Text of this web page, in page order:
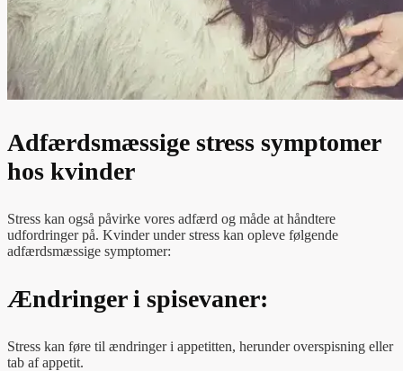
Adfærdsmæssige stress symptomer
hos kvinder
Stress kan også påvirke vores adfærd og måde at håndtere
udfordringer på. Kvinder under stress kan opleve følgende
adfærdsmæssige symptomer:
Ændringer i spisevaner:
Stress kan føre til ændringer i appetitten, herunder overspisning eller
tab af appetit.